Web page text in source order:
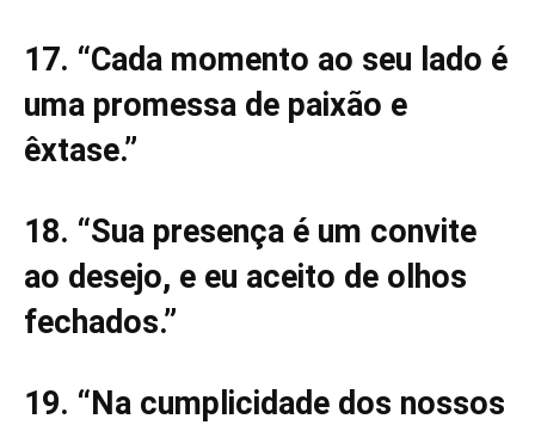
17. “Cada momento ao seu lado é
uma promessa de paixão e
êxtase.”
18. “Sua presença é um convite
ao desejo, e eu aceito de olhos
fechados.”
19. “Na cumplicidade dos nossos